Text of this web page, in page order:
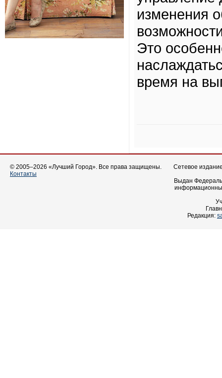
изменения
Это
время на
© 2005–2026 «Лучший Город». Все права защищены.
Контакты
Сетевое
Выдан
Редакция: